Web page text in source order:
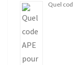
Quel